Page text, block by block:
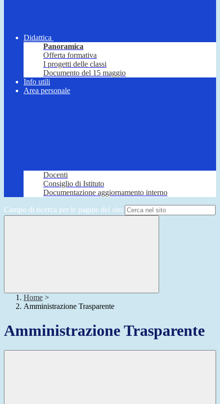
Didattica
Panoramica
Offerta formativa
I progetti delle classi
Documento del 15 maggio
Info utili
Area personale
Docenti
Consiglio di Istituto
Documentazione aggiornamento interno
Campo di ricerca per le pagine del sito
Home >
Amministrazione Trasparente
Amministrazione Trasparente